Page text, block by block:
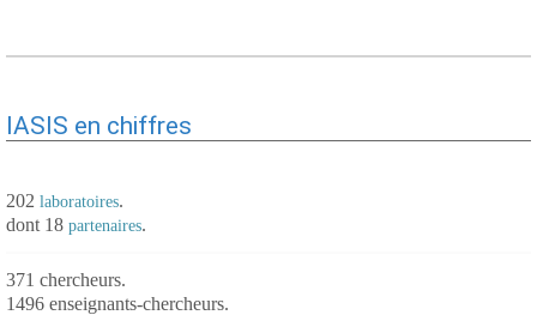
IASIS en chiffres
202 laboratoires.
dont 18 partenaires.
371 chercheurs.
1496 enseignants-chercheurs.